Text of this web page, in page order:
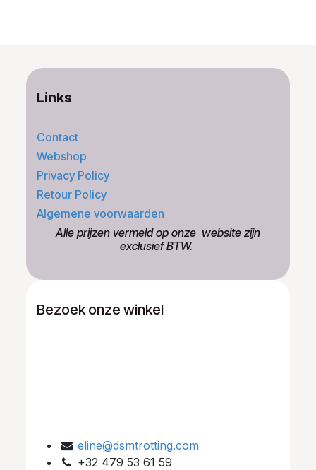
Links
Contact
Webshop
Privacy Policy
Retour Policy
Algemene voorwaarden
​Alle prijzen vermeld op onze ​website zijn
exclusief BTW.
Bezoek onze winkel
eline@dsmtrotting.com
+32 479 53 61 59